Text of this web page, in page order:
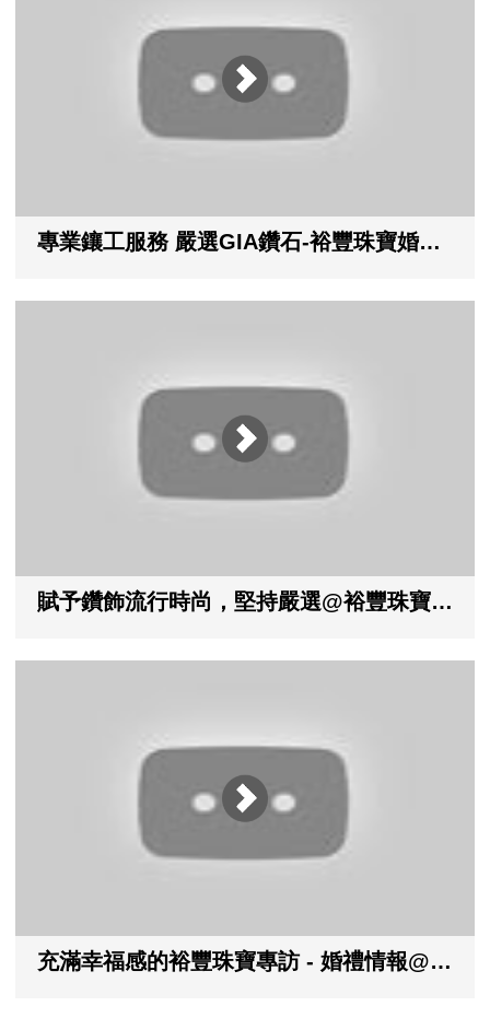
專業鑲工服務 嚴選GIA鑽石-裕豐珠寶婚戒第一品牌
賦予鑽飾流行時尚，堅持嚴選@裕豐珠寶，桃園 中壢婚戒第一品牌
充滿幸福感的裕豐珠寶專訪 - 婚禮情報@小編帶路出任務